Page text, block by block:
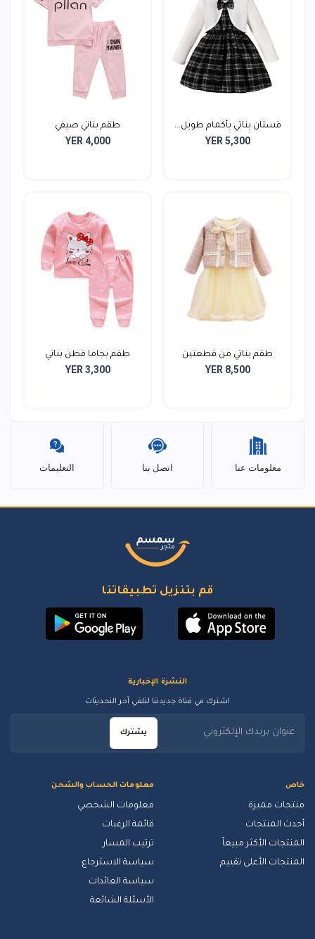
فستان بناتي بأكمام طويل...
YER 5,300
طقم بناتي صيفي
YER 4,000
طقم بناتي من قطعتين
YER 8,500
طقم بجاما قطن بناتي
YER 3,300
معلومات عنا اتصل بنا التعليمات
قم بتنزيل تطبيقاتنا
خاص
منتجات مميزة
أحدث المنتجات
المنتجات الأكثر مبيعاً
المنتجات الأعلى تقييم
معلومات الحساب والشحن
معلومات الشخصي
قائمة الرغبات
ترتيب المسار
سياسة الاسترجاع
سياسة العائدات
الأسئلة الشائعة
النشرة الإخبارية
اشترك في قناة جديدتنا لتلقي آخر التحديثات
يشترك